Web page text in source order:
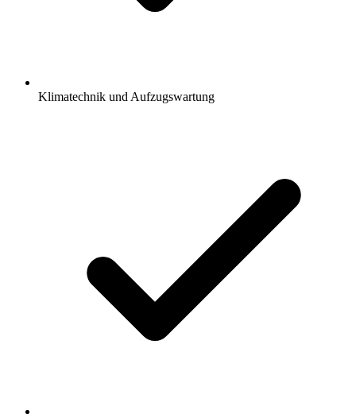
Klimatechnik und Aufzugswartung